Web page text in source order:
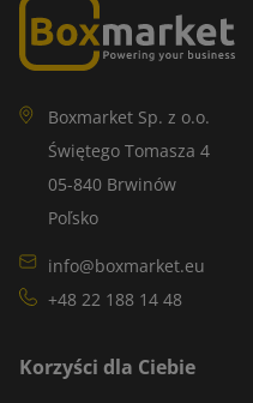
Boxmarket Sp. z o.o.
Świętego Tomasza 4
05-840 Brwinów
Poľsko
info@boxmarket.eu
+48 22 188 14 48
Korzyści dla Ciebie